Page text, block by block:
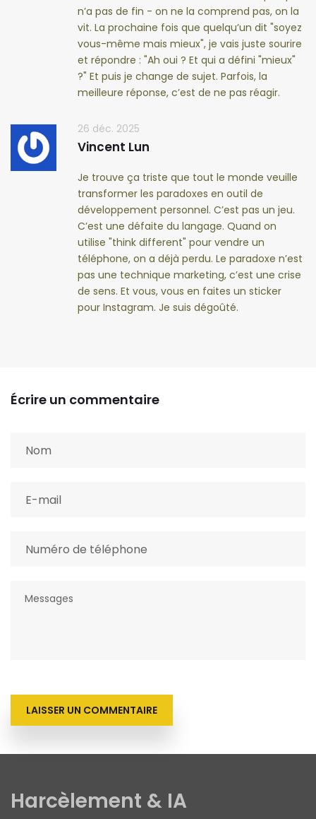
n’a pas de fin - on ne la comprend pas, on la
vit. La prochaine fois que quelqu’un dit "soyez
vous-même mais mieux", je vais juste sourire
et répondre : "Ah oui ? Et qui a défini "mieux"
?" Et puis je change de sujet. Parfois, la
meilleure réponse, c’est de ne pas réagir.
26 déc. 2025
Vincent Lun
Je trouve ça triste que tout le monde veuille
transformer les paradoxes en outil de
développement personnel. C’est pas un jeu.
C’est une défaite du langage. Quand on
utilise "think different" pour vendre un
téléphone, on a déjà perdu. Le paradoxe n’est
pas une technique marketing, c’est une crise
de sens. Et vous, vous en faites un sticker
pour Instagram. Je suis dégoûté.
Écrire un commentaire
LAISSER UN COMMENTAIRE
Harcèlement & IA